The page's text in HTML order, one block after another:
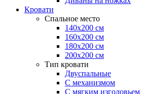
Кровати
Спальное место
140х200 см
160х200 см
180х200 см
200х200 см
Тип кровати
Двуспальные
С механизмом
С мягким изголовьем